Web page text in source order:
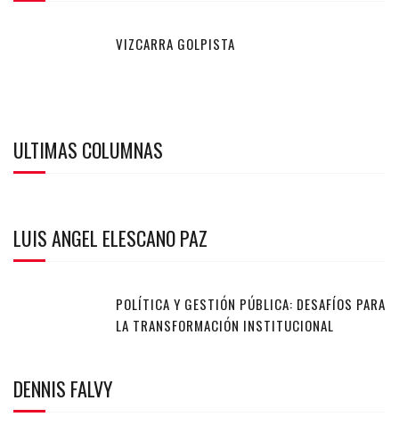
VIZCARRA GOLPISTA
ULTIMAS COLUMNAS
LUIS ANGEL ELESCANO PAZ
POLÍTICA Y GESTIÓN PÚBLICA: DESAFÍOS PARA
LA TRANSFORMACIÓN INSTITUCIONAL
DENNIS FALVY